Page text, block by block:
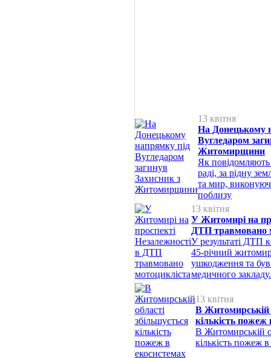
13 квітня
На Донецькому
Вугледаром
Житомирщини
Як повідомляють
раді, за рідну
та мир,
поблизу
13 квітня
У Житомирі на
ДТП травмовано
У результаті ДТП
45-річний
ушкодження та
медичного закладу.
13 квітня
В Житомирській
кількість пожеж
В Житомирській
кількість пожеж